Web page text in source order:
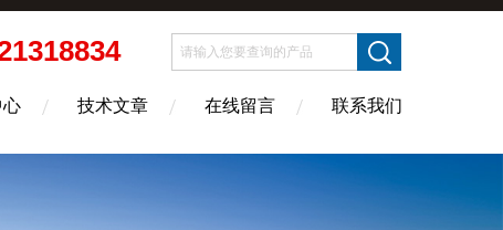
心 技术文章 在线留言 联系我们